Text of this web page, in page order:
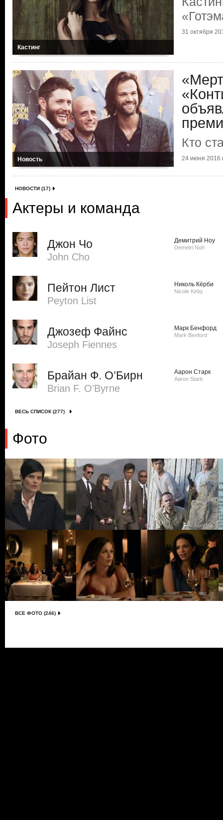
Кастинг
31 октября
Новость
Кто
24 июня 2016
НОВОСТИ (17)
Актеры и команда
Джон Чо
John Cho
Демитрий Ноу
Demetri Noh
Пейтон Лист
Peyton List
Николь Кёрби
Nicole Kirby
Джозеф Файнс
Joseph Fiennes
Марк Бенфорд
Mark Benford
Брайан Ф. О’Бирн
Brian F. O'Byrne
Аарон Старк
Aaron Stark
ВЕСЬ СПИСОК (277)
Фото
ВСЕ ФОТО (246)